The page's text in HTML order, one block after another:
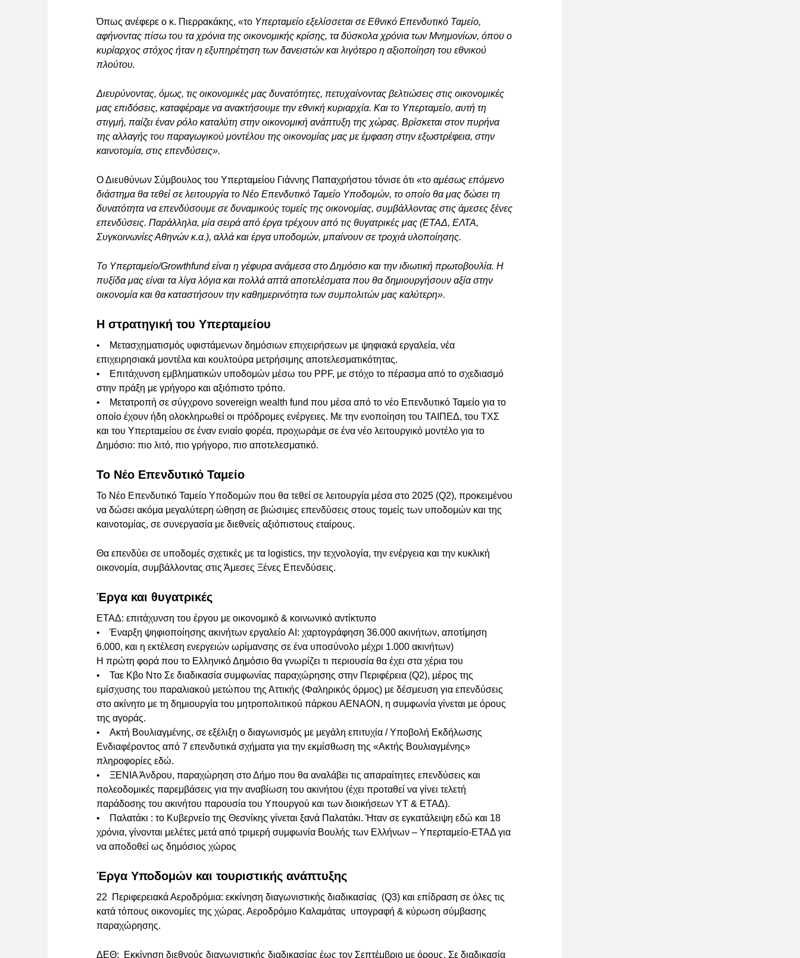
Όπως ανέφερε ο κ. Πιερρακάκης, «το Υπερταμείο εξελίσσεται σε Εθνικό Επενδυτικό Ταμείο,
αφήνοντας πίσω του τα χρόνια της οικονομικής κρίσης, τα δύσκολα χρόνια των Μνημονίων, όπου ο
κυρίαρχος στόχος ήταν η εξυπηρέτηση των δανειστών και λιγότερο η αξιοποίηση του εθνικού
πλούτου.
Διευρύνοντας, όμως, τις οικονομικές μας δυνατότητες, πετυχαίνοντας βελτιώσεις στις οικονομικές
μας επιδόσεις, καταφέραμε να ανακτήσουμε την εθνική κυριαρχία. Και το Υπερταμείο, αυτή τη
στιγμή, παίζει έναν ρόλο καταλύτη στην οικονομική ανάπτυξη της χώρας. Βρίσκεται στον πυρήνα
της αλλαγής του παραγωγικού μοντέλου της οικονομίας μας με έμφαση στην εξωστρέφεια, στην
καινοτομία, στις επενδύσεις».
Ο Διευθύνων Σύμβουλος του Υπερταμείου Γιάννης Παπαχρήστου τόνισε ότι «το αμέσως επόμενο
διάστημα θα τεθεί σε λειτουργία το Νέο Επενδυτικό Ταμείο Υποδομών, το οποίο θα μας δώσει τη
δυνατότητα να επενδύσουμε σε δυναμικούς τομείς της οικονομίας, συμβάλλοντας στις άμεσες ξένες
επενδύσεις. Παράλληλα, μία σειρά από έργα τρέχουν από τις θυγατρικές μας (ΕΤΑΔ, ΕΛΤΑ,
Συγκοινωνίες Αθηνών κ.α.), αλλά και έργα υποδομών, μπαίνουν σε τροχιά υλοποίησης.
Το Υπερταμείο/Growthfund είναι η γέφυρα ανάμεσα στο Δημόσιο και την ιδιωτική πρωτοβουλία. Η
πυξίδα μας είναι τα λίγα λόγια και πολλά απτά αποτελέσματα που θα δημιουργήσουν αξία στην
οικονομία και θα καταστήσουν την καθημερινότητα των συμπολιτών μας καλύτερη».
Η στρατηγική του Υπερταμείου
• Μετασχηματισμός υφιστάμενων δημόσιων επιχειρήσεων με ψηφιακά εργαλεία, νέα
επιχειρησιακά μοντέλα και κουλτούρα μετρήσιμης αποτελεσματικότητας.
• Επιτάχυνση εμβληματικών υποδομών μέσω του PPF, με στόχο το πέρασμα από το σχεδιασμό
στην πράξη με γρήγορο και αξιόπιστο τρόπο.
• Μετατροπή σε σύγχρονο sovereign wealth fund που μέσα από το νέο Επενδυτικό Ταμείο για το
οποίο έχουν ήδη ολοκληρωθεί οι πρόδρομες ενέργειες. Με την ενοποίηση του ΤΑΙΠΕΔ, του ΤΧΣ
και του Υπερταμείου σε έναν ενιαίο φορέα, προχωράμε σε ένα νέο λειτουργικό μοντέλο για το
Δημόσιο: πιο λιτό, πιο γρήγορο, πιο αποτελεσματικό.
Το Νέο Επενδυτικό Ταμείο
Το Νέο Επενδυτικό Ταμείο Υποδομών που θα τεθεί σε λειτουργία μέσα στο 2025 (Q2), προκειμένου
να δώσει ακόμα μεγαλύτερη ώθηση σε βιώσιμες επενδύσεις στους τομείς των υποδομών και της
καινοτομίας, σε συνεργασία με διεθνείς αξιόπιστους εταίρους.
Θα επενδύει σε υποδομές σχετικές με τα logistics, την τεχνολογία, την ενέργεια και την κυκλική
οικονομία, συμβάλλοντας στις Άμεσες Ξένες Επενδύσεις.
Έργα και θυγατρικές
ΕΤΑΔ: επιτάχυνση του έργου με οικονομικό & κοινωνικό αντίκτυπο
• Έναρξη ψηφιοποίησης ακινήτων εργαλείο AI: χαρτογράφηση 36.000 ακινήτων, αποτίμηση
6.000, και η εκτέλεση ενεργειών ωρίμανσης σε ένα υποσύνολο μέχρι 1.000 ακινήτων)
Η πρώτη φορά που το Ελληνικό Δημόσιο θα γνωρίζει τι περιουσία θα έχει στα χέρια του
• Ταε Κβο Ντο Σε διαδικασία συμφωνίας παραχώρησης στην Περιφέρεια (Q2), μέρος της
εμίσχυσης του παραλιακού μετώπου της Αττικής (Φαληρικός όρμος) με δέσμευση για επενδύσεις
στο ακίνητο με τη δημιουργία του μητροπολιτικού πάρκου ΑΕΝΑΟΝ, η συμφωνία γίνεται με όρους
της αγοράς.
• Ακτή Βουλιαγμένης, σε εξέλιξη ο διαγωνισμός με μεγάλη επιτυχία / Υποβολή Εκδήλωσης
Ενδιαφέροντος από 7 επενδυτικά σχήματα για την εκμίσθωση της «Ακτής Βουλιαγμένης»
πληροφορίες εδώ.
• ΞΕΝΙΑ Άνδρου, παραχώρηση στο Δήμο που θα αναλάβει τις απαραίτητες επενδύσεις και
πολεοδομικές παρεμβάσεις για την αναβίωση του ακινήτου (έχει προταθεί να γίνει τελετή
παράδοσης του ακινήτου παρουσία του Υπουργού και των διοικήσεων ΥΤ & ΕΤΑΔ).
• Παλατάκι : το Κυβερνείο της Θεσνίκης γίνεται ξανά Παλατάκι. Ήταν σε εγκατάλειψη εδώ και 18
χρόνια, γίνονται μελέτες μετά από τριμερή συμφωνία Βουλής των Ελλήνων – Υπερταμείο-ΕΤΑΔ για
να αποδοθεί ως δημόσιος χώρος
Έργα Υποδομών και τουριστικής ανάπτυξης
22 Περιφερειακά Αεροδρόμια: εκκίνηση διαγωνιστικής διαδικασίας (Q3) και επίδραση σε όλες τις
κατά τόπους οικονομίες της χώρας. Αεροδρόμιο Καλαμάτας υπογραφή & κύρωση σύμβασης
παραχώρησης.
ΔΕΘ: Εκκίνηση διεθνούς διαγωνιστικής διαδικασίας έως τον Σεπτέμβριο με όρους. Σε διαδικασία